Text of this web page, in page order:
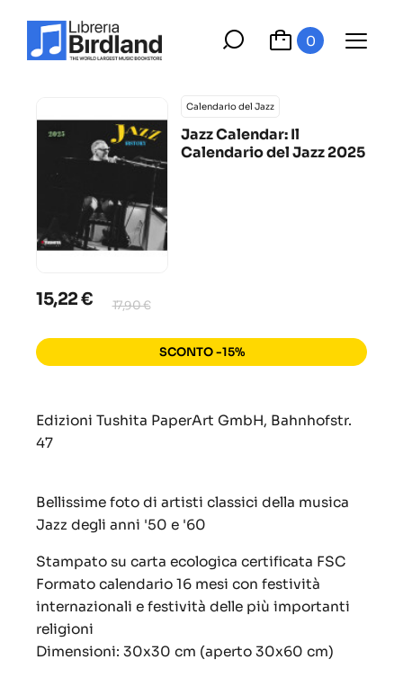
0
Calendario del Jazz
Jazz Calendar: Il
Calendario del Jazz 2025
15,22 € 17,90 €
SCONTO -15%
Edizioni Tushita PaperArt GmbH, Bahnhofstr.
47
Bellissime foto di artisti classici della musica
Jazz degli anni '50 e '60
Stampato su carta ecologica certificata FSC
Formato calendario 16 mesi con festività
internazionali e festività delle più importanti
religioni
Dimensioni: 30x30 cm (aperto 30x60 cm)